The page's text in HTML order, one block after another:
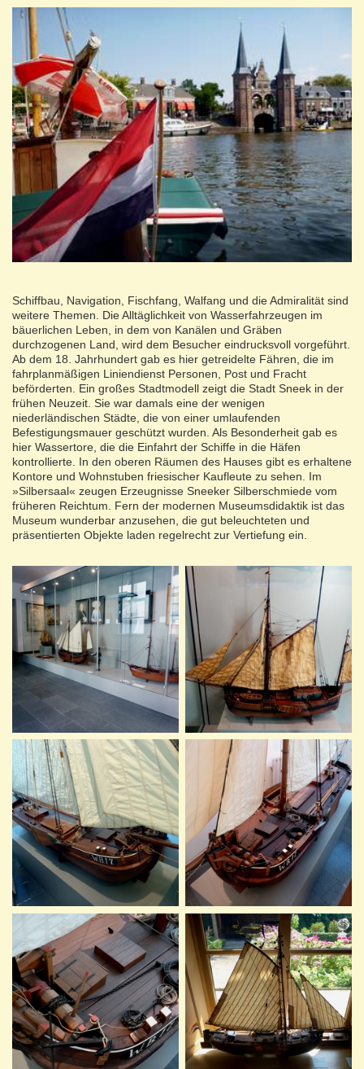
Schiffbau, Navigation, Fischfang, Walfang und die Admiralität sind
weitere Themen. Die Alltäglichkeit von Wasserfahrzeugen im
bäuerlichen Leben, in dem von Kanälen und Gräben
durchzogenen Land, wird dem Besucher eindrucksvoll vorgeführt.
Ab dem 18. Jahrhundert gab es hier getreidelte Fähren, die im
fahrplanmäßigen Liniendienst Personen, Post und Fracht
beförderten. Ein großes Stadtmodell zeigt die Stadt Sneek in der
frühen Neuzeit. Sie war damals eine der wenigen
niederländischen Städte, die von einer umlaufenden
Befestigungsmauer geschützt wurden. Als Besonderheit gab es
hier Wassertore, die die Einfahrt der Schiffe in die Häfen
kontrollierte. In den oberen Räumen des Hauses gibt es erhaltene
Kontore und Wohnstuben friesischer Kaufleute zu sehen. Im
»Silbersaal« zeugen Erzeugnisse Sneeker Silberschmiede vom
früheren Reichtum. Fern der modernen Museumsdidaktik ist das
Museum wunderbar anzusehen, die gut beleuchteten und
präsentierten Objekte laden regelrecht zur Vertiefung ein.